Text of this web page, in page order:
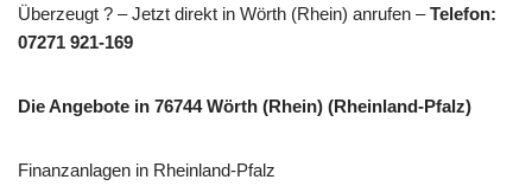
Überzeugt ? – Jetzt direkt in Wörth (Rhein) anrufen –Telefon:
07271 921-169
Die Angebote in 76744 Wörth (Rhein) (Rheinland-Pfalz)
Finanzanlagen in Rheinland-Pfalz